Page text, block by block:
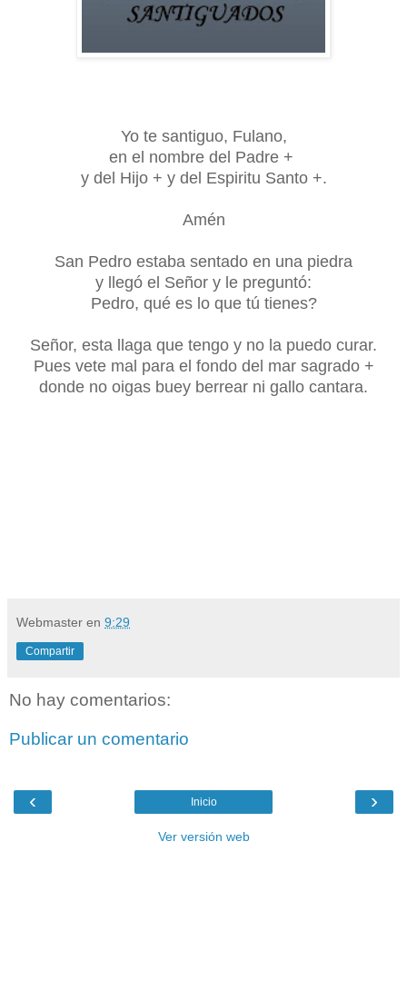
Yo te santiguo, Fulano,
en el nombre del Padre +
y del Hijo + y del Espiritu Santo +.
Amén
San Pedro estaba sentado en una piedra
y llegó el Señor y le preguntó:
Pedro, qué es lo que tú tienes?
Señor, esta llaga que tengo y no la puedo curar.
Pues vete mal para el fondo del mar sagrado +
donde no oigas buey berrear ni gallo cantara.
Webmaster en 9:29
Compartir
No hay comentarios:
Publicar un comentario
‹ ›
Inicio
Ver versión web